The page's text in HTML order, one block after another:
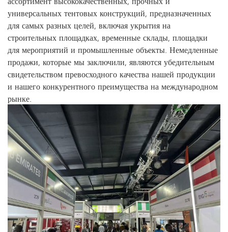
универсальных тентовых конструкций, предназначенных
для самых разных целей, включая укрытия на
строительных площадках, временные склады, площадки
для мероприятий и промышленные объекты. Немедленные
продажи, которые мы заключили, являются убедительным
свидетельством превосходного качества нашей продукции
и нашего конкурентного преимущества на международном
рынке.